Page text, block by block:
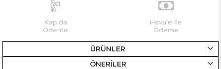
Kapıda
Ödeme
Havale İle
Ödeme
ÜRÜNLER
ÖNERİLER